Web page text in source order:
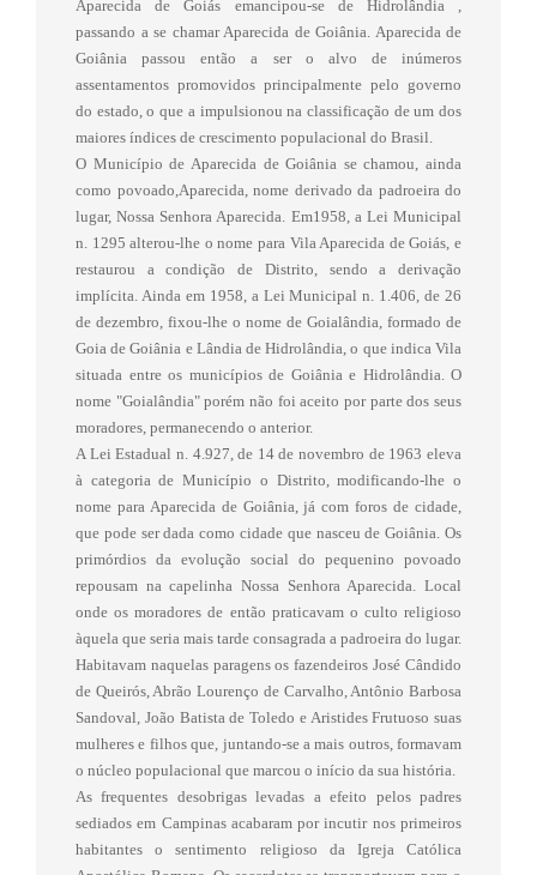
Aparecida de Goiás emancipou-se de Hidrolândia ,
passando a se chamar Aparecida de Goiânia. Aparecida de
Goiânia passou então a ser o alvo de inúmeros
assentamentos promovidos principalmente pelo governo
do estado, o que a impulsionou na classificação de um dos
maiores índices de crescimento populacional do Brasil.
O Município de Aparecida de Goiânia se chamou, ainda
como povoado,Aparecida, nome derivado da padroeira do
lugar, Nossa Senhora Aparecida. Em1958, a Lei Municipal
n. 1295 alterou-lhe o nome para Vila Aparecida de Goiás, e
restaurou a condição de Distrito, sendo a derivação
implícita. Ainda em 1958, a Lei Municipal n. 1.406, de 26
de dezembro, fixou-lhe o nome de Goialândia, formado de
Goia de Goiânia e Lândia de Hidrolândia, o que indica Vila
situada entre os municípios de Goiânia e Hidrolândia. O
nome "Goialândia" porém não foi aceito por parte dos seus
moradores, permanecendo o anterior.
A Lei Estadual n. 4.927, de 14 de novembro de 1963 eleva
à categoria de Município o Distrito, modificando-lhe o
nome para Aparecida de Goiânia, já com foros de cidade,
que pode ser dada como cidade que nasceu de Goiânia. Os
primórdios da evolução social do pequenino povoado
repousam na capelinha Nossa Senhora Aparecida. Local
onde os moradores de então praticavam o culto religioso
àquela que seria mais tarde consagrada a padroeira do lugar.
Habitavam naquelas paragens os fazendeiros José Cândido
de Queirós, Abrão Lourenço de Carvalho, Antônio Barbosa
Sandoval, João Batista de Toledo e Aristides Frutuoso suas
mulheres e filhos que, juntando-se a mais outros, formavam
o núcleo populacional que marcou o início da sua história.
As frequentes desobrigas levadas a efeito pelos padres
sediados em Campinas acabaram por incutir nos primeiros
habitantes o sentimento religioso da Igreja Católica